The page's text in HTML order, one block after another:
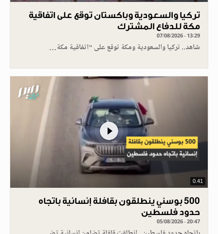
تركيا والسعودية وباكستان توقع على اتفاقية
مكة للدفاع المشترك
07/08/2026 - 13:29
شاهد.. تركيا والسعودية ومكة توقع على "اتفاقية مكة…
0.41
500 بوسني ينطلقون بقافلة إنسانية باتجاه
حدود فلسطين
05/08/2026 - 20:47